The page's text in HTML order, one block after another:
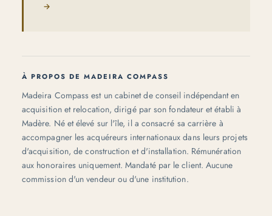
→
À PROPOS DE MADEIRA COMPASS
Madeira Compass est un cabinet de conseil indépendant en
acquisition et relocation, dirigé par son fondateur et établi à
Madère. Né et élevé sur l'île, il a consacré sa carrière à
accompagner les acquéreurs internationaux dans leurs projets
d'acquisition, de construction et d'installation. Rémunération
aux honoraires uniquement. Mandaté par le client. Aucune
commission d'un vendeur ou d'une institution.